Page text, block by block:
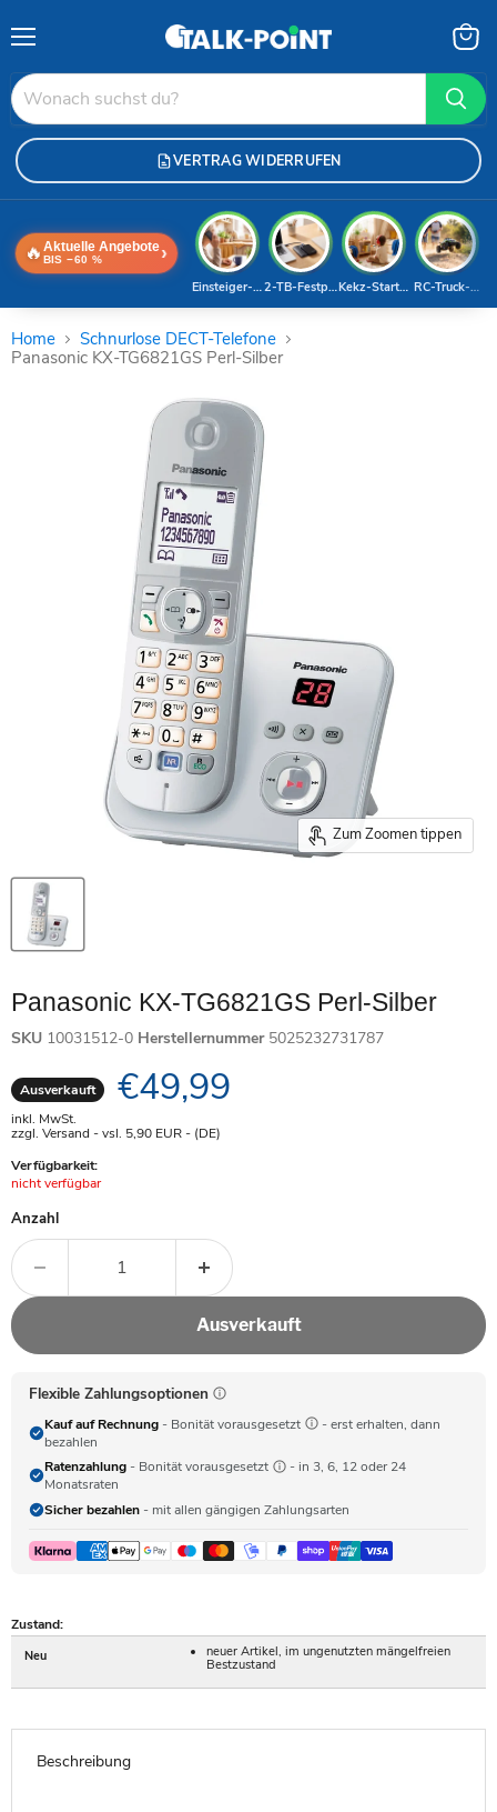
VERTRAG WIDERRUFEN
🔥 Aktuelle Angebote
BIS −60 % ›
RC-Truck-Deal
Kekz-Starterset
2-TB-Festplatte
Einsteiger-Handy
Home
Schnurlose DECT-Telefone
Panasonic KX-TG6821GS Perl-Silber
Zum Zoomen tippen
Panasonic KX-TG6821GS Perl-Silber
SKU 10031512-0 Herstellernummer 5025232731787
Ausverkauft Aktueller Preis
€49,99
inkl. MwSt.
zzgl. Versand - vsl. 5,90 EUR- (DE)
Verfügbarkeit:
Achtung:
nicht verfügbar
Anzahl
Ausverkauft
Flexible Zahlungsoptionen
Kauf auf Rechnung - Bonität vorausgesetzt
- erst erhalten, dann
bezahlen
Ratenzahlung - Bonität vorausgesetzt
- in 3, 6, 12 oder 24
Monatsraten
Sicher bezahlen - mit allen gängigen Zahlungsarten
Zustand:
Neu
neuer Artikel, im ungenutzten mängelfreien
Bestzustand
Beschreibung